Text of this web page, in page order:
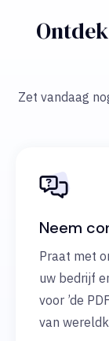
Zet vandaag
Neem
Praat met
uw bedrijf
voor ’de
van